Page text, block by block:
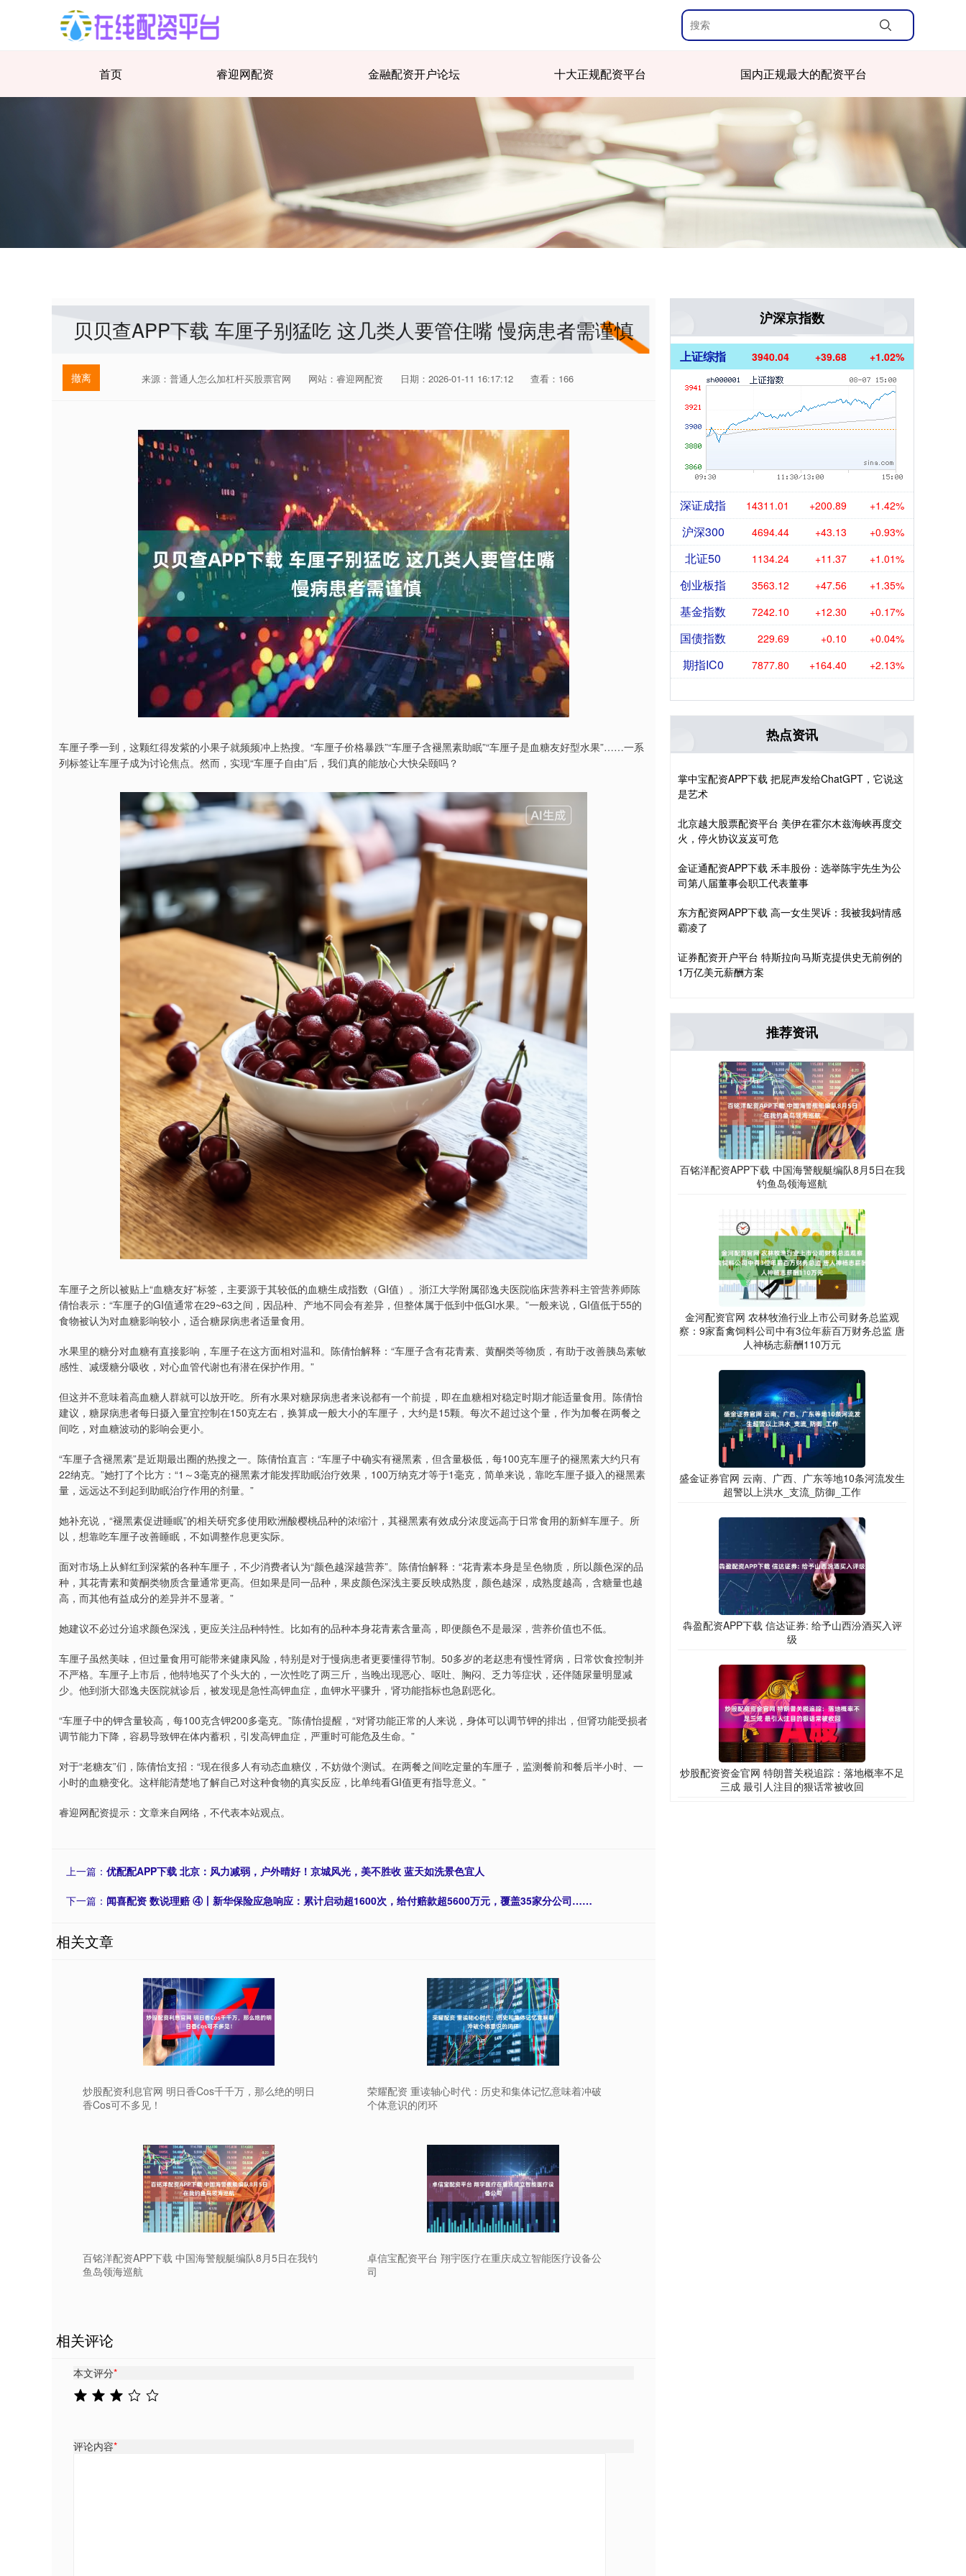
首页 睿迎网配资 金融配资开户论坛 十大正规配资平台 国内正规最大的配资平台
贝贝查APP下载 车厘子别猛吃 这几类人要管住嘴 慢病患者需谨慎
撤离 来源：普通人怎么加杠杆买股票官网 网站：睿迎网配资 日期：2026-01-11 16:17:12 查看：166
车厘子季一到，这颗红得发紫的小果子就频频冲上热搜。“车厘子价格暴跌”“车厘子含褪黑素助眠”“车厘子是血糖友好型水果”……一系
列标签让车厘子成为讨论焦点。然而，实现“车厘子自由”后，我们真的能放心大快朵颐吗？
车厘子之所以被贴上“血糖友好”标签，主要源于其较低的血糖生成指数（GI值）。浙江大学附属邵逸夫医院临床营养科主管营养师陈
倩怡表示：“车厘子的GI值通常在29~63之间，因品种、产地不同会有差异，但整体属于低到中低GI水果。”一般来说，GI值低于55的
食物被认为对血糖影响较小，适合糖尿病患者适量食用。
水果里的糖分对血糖有直接影响，车厘子在这方面相对温和。陈倩怡解释：“车厘子含有花青素、黄酮类等物质，有助于改善胰岛素敏
感性、减缓糖分吸收，对心血管代谢也有潜在保护作用。”
但这并不意味着高血糖人群就可以放开吃。所有水果对糖尿病患者来说都有一个前提，即在血糖相对稳定时期才能适量食用。陈倩怡
建议，糖尿病患者每日摄入量宜控制在150克左右，换算成一般大小的车厘子，大约是15颗。每次不超过这个量，作为加餐在两餐之
间吃，对血糖波动的影响会更小。
“车厘子含褪黑素”是近期最出圈的热搜之一。陈倩怡直言：“车厘子中确实有褪黑素，但含量极低，每100克车厘子的褪黑素大约只有
22纳克。”她打了个比方：“1～3毫克的褪黑素才能发挥助眠治疗效果，100万纳克才等于1毫克，简单来说，靠吃车厘子摄入的褪黑素
量，远远达不到起到助眠治疗作用的剂量。”
她补充说，“褪黑素促进睡眠”的相关研究多使用欧洲酸樱桃品种的浓缩汁，其褪黑素有效成分浓度远高于日常食用的新鲜车厘子。所
以，想靠吃车厘子改善睡眠，不如调整作息更实际。
面对市场上从鲜红到深紫的各种车厘子，不少消费者认为“颜色越深越营养”。陈倩怡解释：“花青素本身是呈色物质，所以颜色深的品
种，其花青素和黄酮类物质含量通常更高。但如果是同一品种，果皮颜色深浅主要反映成熟度，颜色越深，成熟度越高，含糖量也越
高，而其他有益成分的差异并不显著。”
她建议不必过分追求颜色深浅，更应关注品种特性。比如有的品种本身花青素含量高，即便颜色不是最深，营养价值也不低。
车厘子虽然美味，但过量食用可能带来健康风险，特别是对于慢病患者更要懂得节制。50多岁的老赵患有慢性肾病，日常饮食控制并
不严格。车厘子上市后，他特地买了个头大的，一次性吃了两三斤，当晚出现恶心、呕吐、胸闷、乏力等症状，还伴随尿量明显减
少。他到浙大邵逸夫医院就诊后，被发现是急性高钾血症，血钾水平骤升，肾功能指标也急剧恶化。
“车厘子中的钾含量较高，每100克含钾200多毫克。”陈倩怡提醒，“对肾功能正常的人来说，身体可以调节钾的排出，但肾功能受损者
调节能力下降，容易导致钾在体内蓄积，引发高钾血症，严重时可能危及生命。”
对于“老糖友”们，陈倩怡支招：“现在很多人有动态血糖仪，不妨做个测试。在两餐之间吃定量的车厘子，监测餐前和餐后半小时、一
小时的血糖变化。这样能清楚地了解自己对这种食物的真实反应，比单纯看GI值更有指导意义。”
睿迎网配资提示：文章来自网络，不代表本站观点。
上一篇： 优配配APP下载 北京：风力减弱，户外晴好！京城风光，美不胜收 蓝天如洗景色宜人
下一篇： 闻喜配资 数说理赔 ④丨新华保险应急响应：累计启动超1600次，给付赔款超5600万元，覆盖35家分公司……
相关文章
炒股配资利息官网 明日香Cos千千万，那么绝的明日
香Cos可不多见！
荣耀配资 重读轴心时代：历史和集体记忆意味着冲破
个体意识的闭环
百铭洋配资APP下载 中国海警舰艇编队8月5日在我钓
鱼岛领海巡航
卓信宝配资平台 翔宇医疗在重庆成立智能医疗设备公
司
相关评论
本文评分*
评论内容*
沪深京指数
上证综指 3940.04 +39.68 +1.02%
深证成指 14311.01 +200.89 +1.42%
沪深300 4694.44 +43.13 +0.93%
北证50 1134.24 +11.37 +1.01%
创业板指 3563.12 +47.56 +1.35%
基金指数 7242.10 +12.30 +0.17%
国债指数 229.69 +0.10 +0.04%
期指IC0 7877.80 +164.40 +2.13%
热点资讯
掌中宝配资APP下载 把屁声发给ChatGPT，它说这
是艺术
北京越大股票配资平台 美伊在霍尔木兹海峡再度交
火，停火协议岌岌可危
金证通配资APP下载 禾丰股份：选举陈宇先生为公
司第八届董事会职工代表董事
东方配资网APP下载 高一女生哭诉：我被我妈情感
霸凌了
证券配资开户平台 特斯拉向马斯克提供史无前例的
1万亿美元薪酬方案
推荐资讯
百铭洋配资APP下载 中国海警舰艇编队8月5日在我
钓鱼岛领海巡航
金河配资官网 农林牧渔行业上市公司财务总监观
察：9家畜禽饲料公司中有3位年薪百万财务总监 唐
人神杨志薪酬110万元
盛金证券官网 云南、广西、广东等地10条河流发生
超警以上洪水_支流_防御_工作
犇盈配资APP下载 信达证券: 给予山西汾酒买入评
级
炒股配资资金官网 特朗普关税追踪：落地概率不足
三成 最引人注目的狠话常被收回